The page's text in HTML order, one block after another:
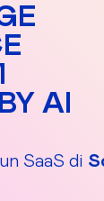
AI
SaaS di